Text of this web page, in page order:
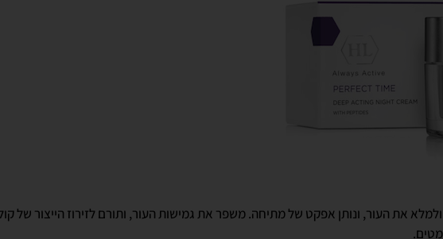
את העור, ונותן אפקט של מתיחה. משפר את גמישות העור, ותורם לזירוז הייצור של